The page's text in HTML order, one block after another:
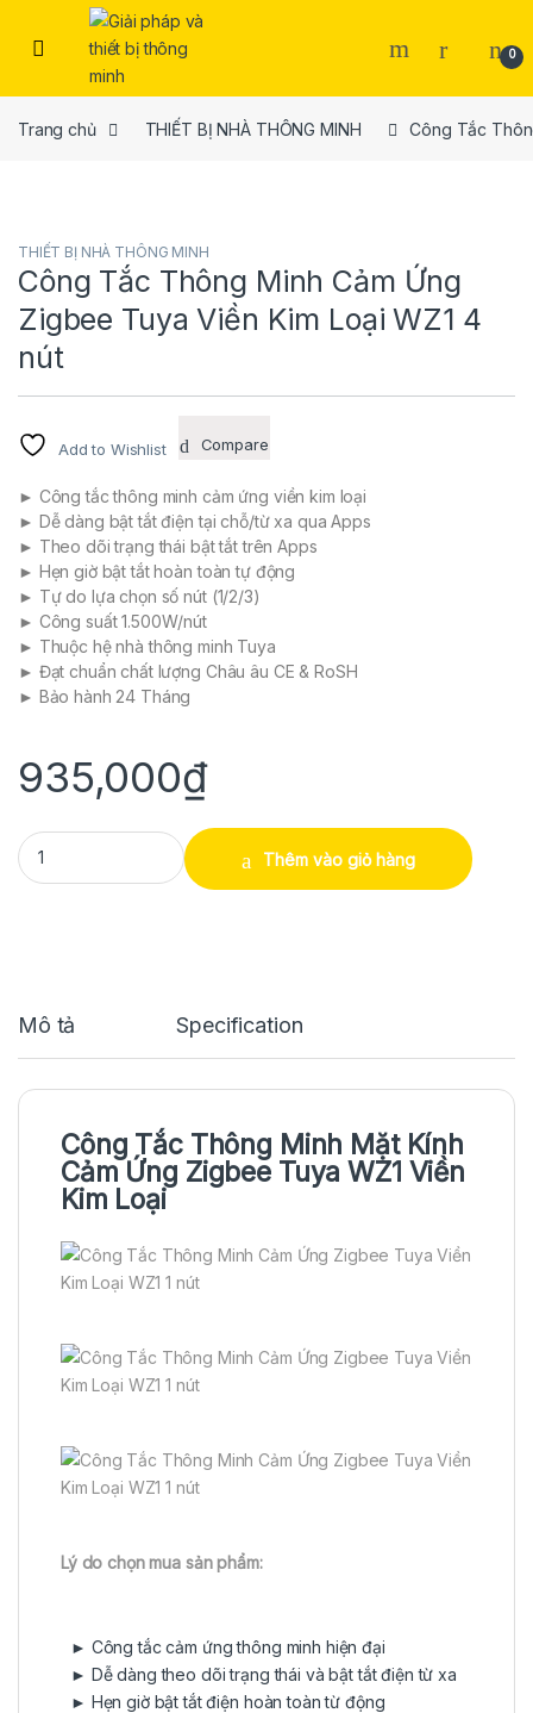
Skip to navigation
Skip to content
Open 0
Trang chủ THIẾT BỊ NHÀ THÔNG MINH Công Tắc
THIẾT BỊ NHÀ THÔNG MINH
Công Tắc Thông Minh Cảm Ứng
Zigbee Tuya Viền Kim Loại WZ1 4
nút
Add to Wishlist Compare
► Công tắc thông minh cảm ứng viền kim loại
► Dễ dàng bật tắt điện tại chỗ/từ xa qua Apps
► Theo dõi trạng thái bật tắt trên Apps
► Hẹn giờ bật tắt hoàn toàn tự động
► Tự do lựa chọn số nút (1/2/3)
► Công suất 1.500W/nút
► Thuộc hệ nhà thông minh Tuya
► Đạt chuẩn chất lượng Châu âu CE & RoSH
► Bảo hành 24 Tháng
935,000₫
Công Tắc Thông Minh Cảm Ứng Zigbee Tuya Viền Kim Loại WZ1
Thêm vào giỏ hàng
Mô tả Specification
Công Tắc Thông Minh Mặt Kính
Cảm Ứng Zigbee Tuya WZ1 Viền
Kim Loại
Lý do chọn mua sản phẩm:
► Công tắc cảm ứng thông minh hiện đại
► Dễ dàng theo dõi trạng thái và bật tắt điện từ xa
► Hẹn giờ bật tắt điện hoàn toàn từ động